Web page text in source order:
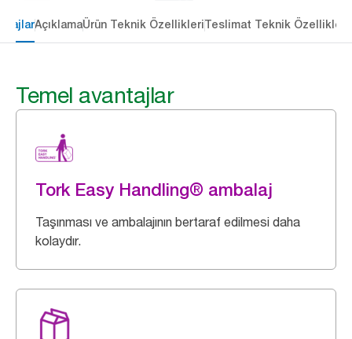
AçıklamaÜrün Teknik ÖzellikleriTeslimat Teknik Özellikleri
Temel avantajlar
Tork Easy Handling® ambalaj
Taşınması ve ambalajının bertaraf edilmesi daha
kolaydır.